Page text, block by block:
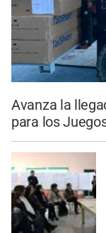
Avanza la
para los